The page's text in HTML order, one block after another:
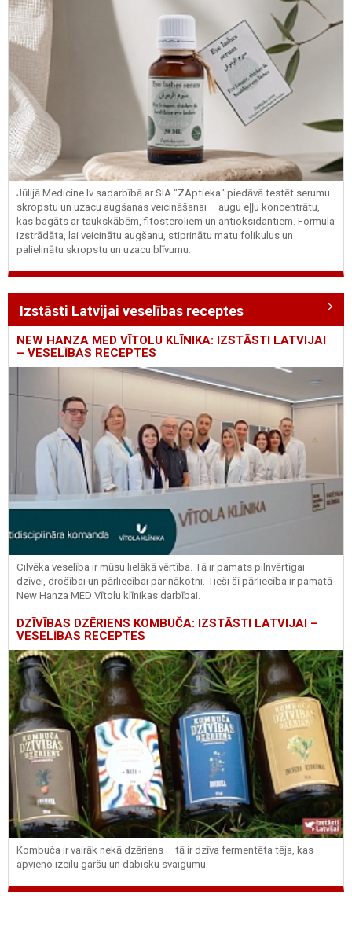
Jūlijā Medicine.lv sadarbībā ar SIA "ZAptieka" piedāvā testēt serumu
skropstu un uzacu augšanas veicināšanai – augu eļļu koncentrātu,
kas bagāts ar taukskābēm, fitosteroliem un antioksidantiem. Formula
izstrādāta, lai veicinātu augšanu, stiprinātu matu folikulus un
palielinātu skropstu un uzacu blīvumu.
Izstāsti Latvijai veselības receptes
NEW HANZA MED VĪTOLU KLĪNIKA: IZSTĀSTI LATVIJAI
– VESELĪBAS RECEPTES
Cilvēka veselība ir mūsu lielākā vērtība. Tā ir pamats pilnvērtīgai
dzīvei, drošībai un pārliecībai par nākotni. Tieši šī pārliecība ir pamatā
New Hanza MED Vītolu klīnikas darbībai.
DZĪVĪBAS DZĒRIENS KOMBUČA: IZSTĀSTI LATVIJAI –
VESELĪBAS RECEPTES
Kombuča ir vairāk nekā dzēriens – tā ir dzīva fermentēta tēja, kas
apvieno izcilu garšu un dabisku svaigumu.